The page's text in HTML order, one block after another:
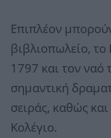
Επιπλέον
βιβλιοπωλείο, το
1797 και τον ναό
σημαντική
σειράς, καθώς
Κολέγιο.